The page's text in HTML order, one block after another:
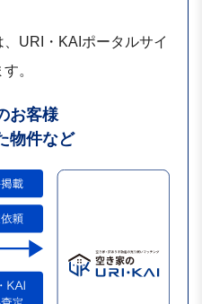
URI・KAIポータルサイ
。
お客様
物件など